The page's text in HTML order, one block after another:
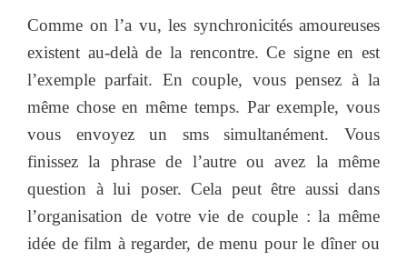
Comme on l’a vu, les synchronicités amoureuses
existent au-delà de la rencontre. Ce signe en est
l’exemple parfait. En couple, vous pensez à la
même chose en même temps. Par exemple, vous
vous envoyez un sms simultanément. Vous
finissez la phrase de l’autre ou avez la même
question à lui poser. Cela peut être aussi dans
l’organisation de votre vie de couple : la même
idée de film à regarder, de menu pour le dîner ou